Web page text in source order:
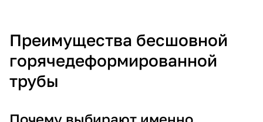
Преимущества бесшовной
горячедеформированной
трубы